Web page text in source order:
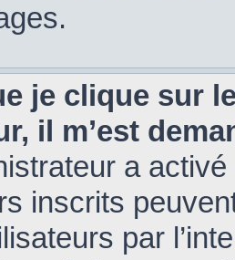
je clique sur
il m’est
a
inscrits
par